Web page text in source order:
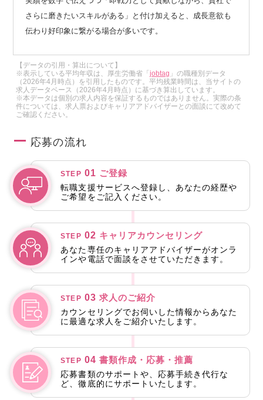
さらに磨きたいスキルがある」と付け加えると、成長意欲も
伝わり好印象に繋がる場合が多いです。
【データの引用・算出について】
※表示している平均年収は、厚生労働省「jobtag 」の職種別データ
（2026年4月時点）を引用したものです。平均残業時間は、当サイトの
求人データベース（2026年4月時点）に基づき算出しています。
※本データは個別の求人内容を保証するものではありません。実際の条
件については、求人票およびキャリアアドバイザーとの面談にて改めて
ご確認ください。
応募の流れ
STEP 01 ご登録
転職支援サービスへ登録し、あなたの経歴や
ご希望をご記入ください。
STEP 02 キャリアカウンセリング
あなた専任のキャリアアドバイザーがオンラ
インや電話で面談をさせていただきます。
STEP 03 求人のご紹介
カウンセリングでお伺いした情報からあなた
に最適な求人をご紹介いたします。
STEP 04 書類作成・応募・推薦
応募書類のサポートや、応募手続き代行な
ど、徹底的にサポートいたします。